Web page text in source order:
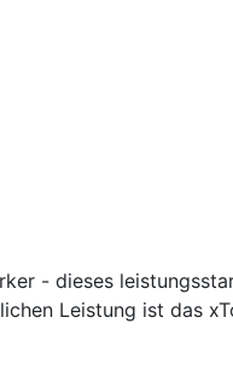
- dieses
Leistung ist das